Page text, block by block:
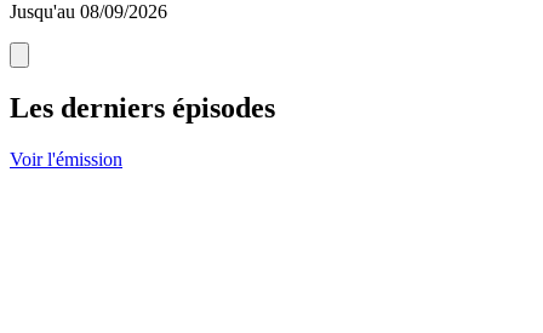
Jusqu'au 08/09/2026
Les derniers épisodes
Voir l'émission